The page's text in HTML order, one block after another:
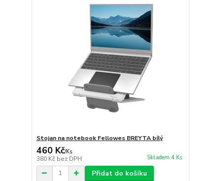
Stojan na notebook Fellowes BREYTA bílý
460 Kč/Ks
380 Kč bez DPH Skladem 4 Ks
Přidat do košíku